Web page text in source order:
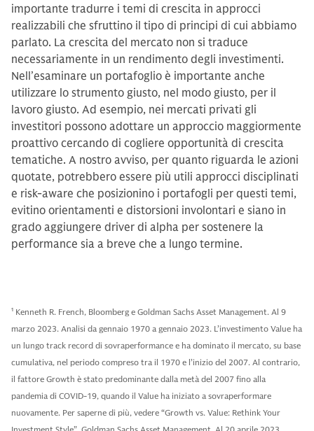
importante tradurre i temi di crescita in approcci
realizzabili che sfruttino il tipo di principi di cui abbiamo
parlato. La crescita del mercato non si traduce
necessariamente in un rendimento degli investimenti.
Nell’esaminare un portafoglio è importante anche
utilizzare lo strumento giusto, nel modo giusto, per il
lavoro giusto. Ad esempio, nei mercati privati gli
investitori possono adottare un approccio maggiormente
proattivo cercando di cogliere opportunità di crescita
tematiche. A nostro avviso, per quanto riguarda le azioni
quotate, potrebbero essere più utili approcci disciplinati
e risk-aware che posizionino i portafogli per questi temi,
evitino orientamenti e distorsioni involontari e siano in
grado aggiungere driver di alpha per sostenere la
performance sia a breve che a lungo termine.
1 Kenneth R. French, Bloomberg e Goldman Sachs Asset Management. Al 9
marzo 2023. Analisi da gennaio 1970 a gennaio 2023. L’investimento Value ha
un lungo track record di sovraperformance e ha dominato il mercato, su base
cumulativa, nel periodo compreso tra il 1970 e l’inizio del 2007. Al contrario,
il fattore Growth è stato predominante dalla metà del 2007 fino alla
pandemia di COVID-19, quando il Value ha iniziato a sovraperformare
nuovamente. Per saperne di più, vedere “Growth vs. Value: Rethink Your